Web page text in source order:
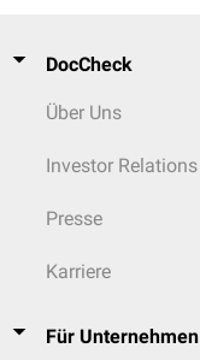
DocCheck
Über Uns
Investor Relations
Presse
Karriere
Für Unternehmen